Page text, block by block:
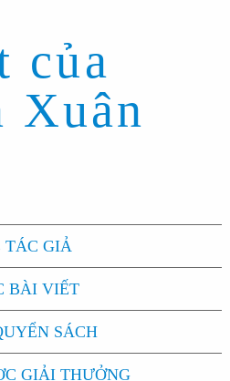
của
Xuân
TÁC GIẢ
BÀI VIẾT
SÁCH
GIẢI THƯỞNG